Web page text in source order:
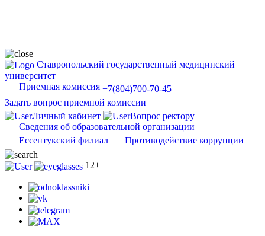
Ставропольский государственный медицинский
университет
Приемная комиссия +7(804)700-70-45
Задать вопрос приемной комиссии
Личный кабинет
Вопрос ректору
Сведения об образовательной организации
Ессентукский филиал
Противодействие коррупции
12+